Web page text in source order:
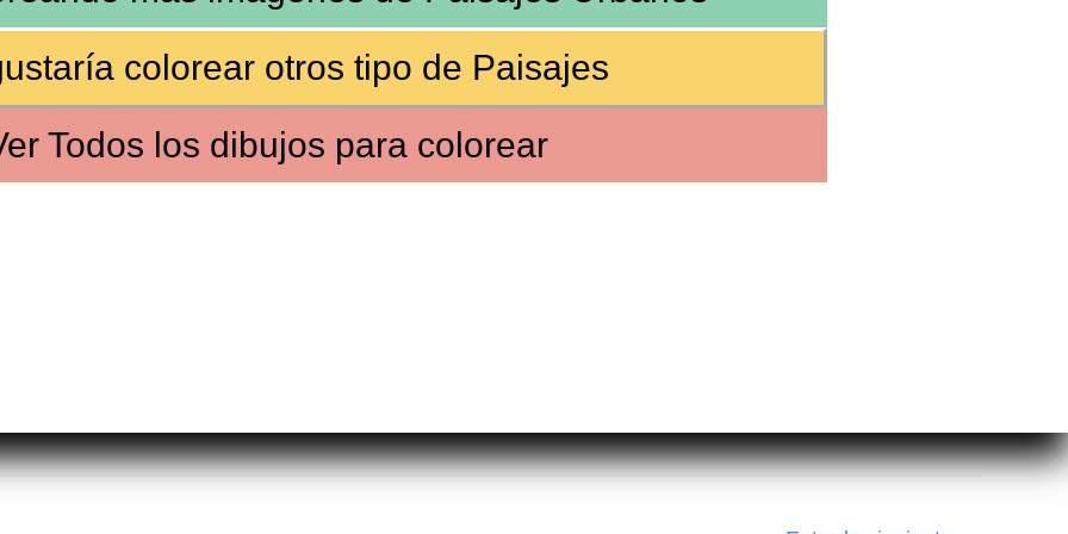
colorear otros tipo de Paisajes
Todos los dibujos para colorear